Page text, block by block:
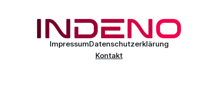
ImpressumDatenschutzerklärung
Kontakt